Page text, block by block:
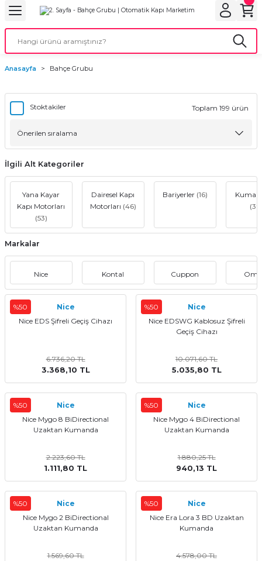
Geri Dön
Geri Dön
Motorlar
(UPS)
Geri Dön
Geri Dön
Geri Dön
Anasayfa Bahçe Grubu
Stoktakiler Toplam 199 ürün
İlgili Alt Kategoriler
Yana Kayar
Kapı Motorları
(53)
Dairesel Kapı
Motorları (46)
Bariyerler (16)
Markalar
Nice Kontal Cuppon
%50
Nice
Nice EDS Şifreli Geçiş Cihazı
6.736,20 TL
3.368,10 TL
%50
Nice
Nice EDSWG Kablosuz Şifreli
Geçiş Cihazı
10.071,60 TL
5.035,80 TL
%50
Nice
Nice Mygo 8 BiDirectional
Uzaktan Kumanda
2.223,60 TL
1.111,80 TL
%50
Nice
Nice Mygo 4 BiDirectional
Uzaktan Kumanda
1.880,25 TL
940,13 TL
%50
Nice
Nice Mygo 2 BiDirectional
Uzaktan Kumanda
1.569,60 TL
%50
Nice
Nice Era Lora 3 BD Uzaktan
Kumanda
4.578,00 TL